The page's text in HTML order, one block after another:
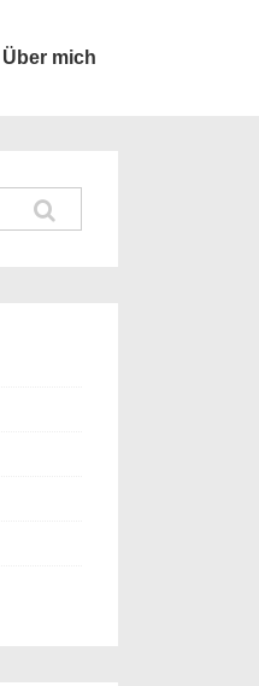
Über mich